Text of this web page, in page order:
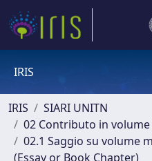
IRIS
IRIS
SIARI UNITN
02 Contributo in
02.1 Saggio su volume
(Essay or Book Chapter)